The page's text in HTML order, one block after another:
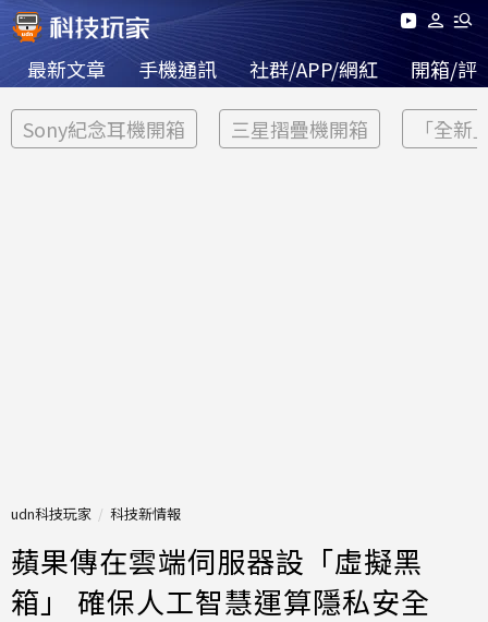
最新文章 手機通訊 社群/APP/網紅 開箱/評
Sony紀念耳機開箱 三星摺疊機開箱 「全新
udn科技玩家 科技新情報
蘋果傳在雲端伺服器設「虛擬黑
箱」 確保人工智慧運算隱私安全